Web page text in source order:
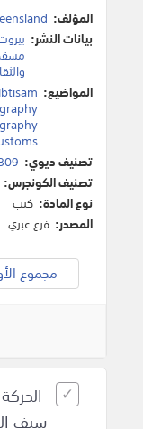
المؤلف:
بيانات النشر:
المواضيع:
تصنيف ديوي:
تصنيف الكونجرس:
نوع المادة: كتب
المصدر: فرع عبري
مجموع
سيف